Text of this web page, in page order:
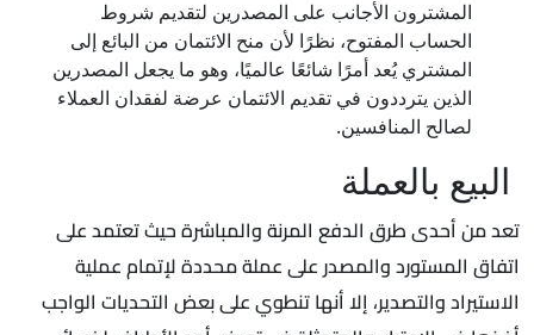
المشترون الأجانب على المصدرين لتقديم شروط
الحساب المفتوح، نظرًا لأن منح الائتمان من البائع إلى
المشتري يُعد أمرًا شائعًا عالميًا، وهو ما يجعل المصدرين
الذين يترددون في تقديم الائتمان عرضة لفقدان العملاء
لصالح المنافسين.
البيع بالعملة
تعد من أحدى طرق الدفع المرنة والمباشرة حيث تعتمد على
اتفاق المستورد والمصدر على عملة محددة لإتمام عملية
الاستيراد والتصدير، إلا أنها تنطوي على بعض التحديات الواجب